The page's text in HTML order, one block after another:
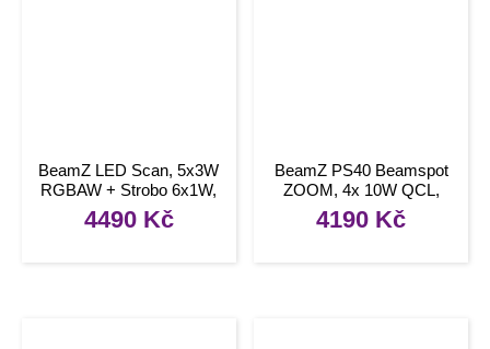
BeamZ LED Scan, 5x3W
RGBAW + Strobo 6x1W,
DMX, IR, světelný efekt
4490 Kč
BeamZ PS40 Beamspot
ZOOM, 4x 10W QCL,
DMX
4190 Kč